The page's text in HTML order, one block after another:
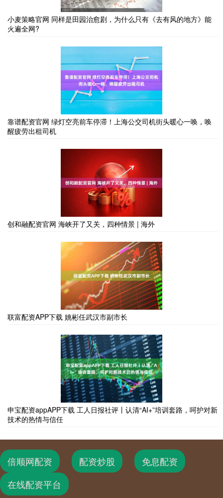
小麦策略官网 同样是田园治愈剧，为什么只有《去有风的地方》能
火遍全网?
靠谱配资官网 绿灯空亮前车停滞！上海公交司机街头暖心一唤，唤
醒疲劳出租司机
创和融配资官网 海峡开了又关，四种情景 | 海外
联富配资APP下载 姚彬任武汉市副市长
申宝配资appAPP下载 工人日报社评丨认清“AI+”培训套路，呵护对新
技术的热情与信任
倍顺网配资 配资炒股
免息配资
在线配资平台